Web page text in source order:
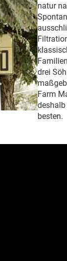
natur
drei
Farm
besten.